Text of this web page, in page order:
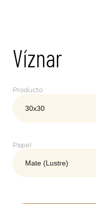
Víznar
Producto
Papel